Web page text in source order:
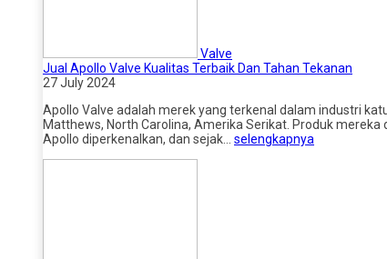
Valve
Jual Apollo Valve Kualitas Terbaik Dan Tahan Tekanan
27 July 2024
Apollo Valve adalah merek yang terkenal dalam industri
Matthews, North Carolina, Amerika Serikat. Produk
Apollo diperkenalkan, dan sejak… selengkapnya